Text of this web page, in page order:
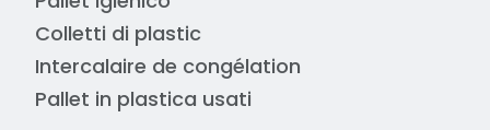
Colletti di plastic
Intercalaire de congélation
Pallet in plastica usati